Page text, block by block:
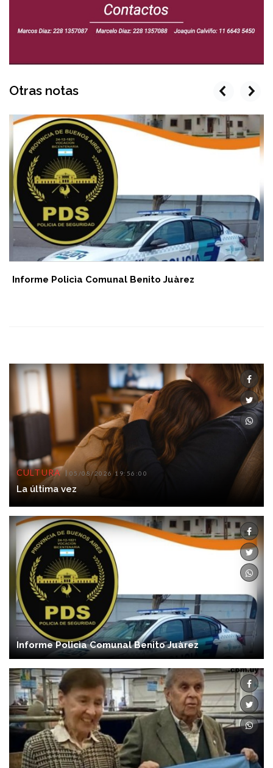
Otras notas
Informe Policìa Comunal Benito Juàrez
prev next
CULTURA 05/08/2026 19:56:00
La última vez
Informe Policìa Comunal Benito Juàrez